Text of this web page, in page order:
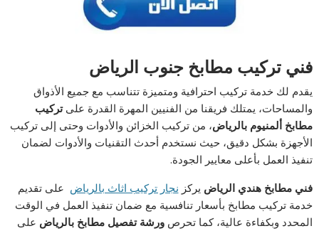
فني تركيب مطابخ جنوب الرياض
يقدم لك خدمة تركيب احترافية ومتميزة تتناسب مع جميع الأذواق
والمساحات، يمتلك فريقنا من الفنيين المهرة القدرة علىتركيب
مطابخ ألمنيوم بالرياض، من تركيب الخزائن والأدوات وحتى إلى تركيب
الأجهزة بشكل دقيق، حيث نستخدم أحدث التقنيات والأدوات لضمان
تنفيذ العمل بأعلى معايير الجودة.
فني مطابخ هندي الرياض يركز نجار تركيب اثاث بالرياض على تقديم
خدمة تركيب مطابخ بأسعار تنافسية مع ضمان تنفيذ العمل في الوقت
المحدد وبكفاءة عالية، كما تحرصورشة تفصيل مطابخ بالرياض على